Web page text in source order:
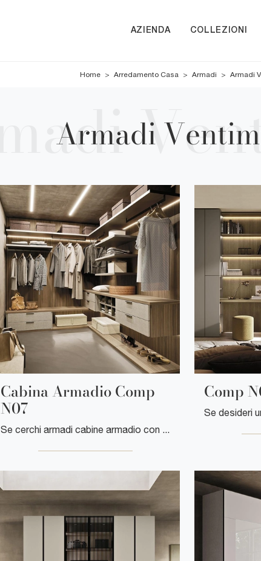
AZIENDA COLLEZIONI
Home > Arredamento Casa > Armadi > Armadi
Armadi
Cabina Armadio Comp
N07
Se cerchi armadi cabine armadio con ante scorrevoli, clicca e scopri l'armadio Cabina Armadio Comp N07 di Mobilgam in melaminico.
Comp